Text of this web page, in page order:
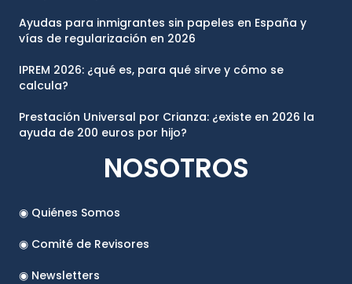
Ayudas para inmigrantes sin papeles en España y
vías de regularización en 2026
IPREM 2026: ¿qué es, para qué sirve y cómo se
calcula?
Prestación Universal por Crianza: ¿existe en 2026 la
ayuda de 200 euros por hijo?
NOSOTROS
◉ Quiénes Somos
◉ Comité de Revisores
◉ Newsletters